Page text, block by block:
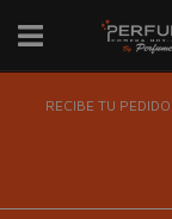
RECIBE TU PEDIDO